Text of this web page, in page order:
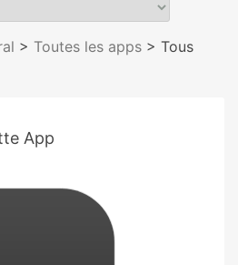
> Toutes les apps > Tous
App